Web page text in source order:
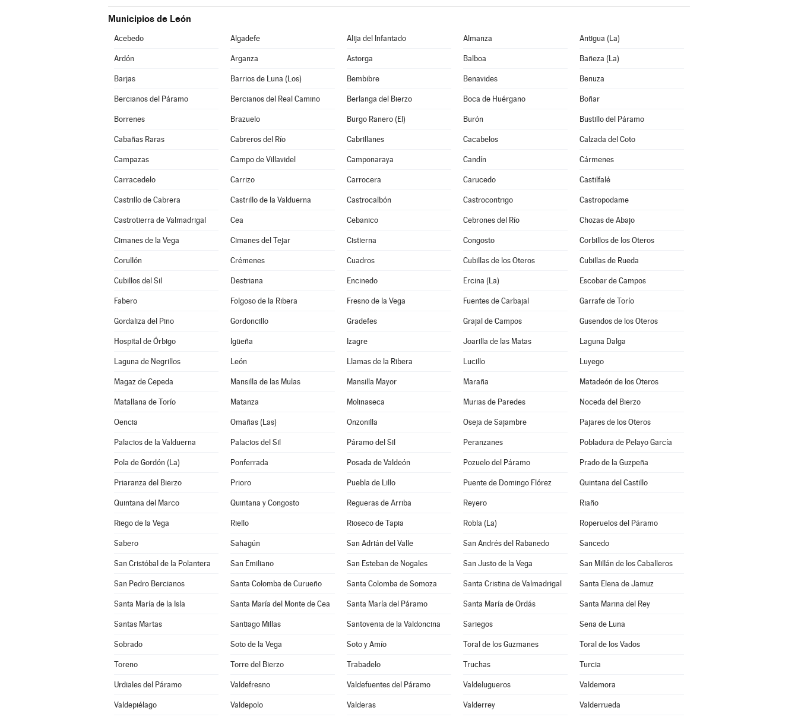
Municipios de León
Acebedo Algadefe Alija del Infantado Almanza Antigua (La)
Ardón Arganza Astorga Balboa Bañeza (La)
Barjas Barrios de Luna (Los) Bembibre Benavides Benuza
Bercianos del Páramo Bercianos del Real Camino Berlanga del Bierzo Boca de Huérgano Boñar
Borrenes Brazuelo Burgo Ranero (El) Burón Bustillo del Páramo
Cabañas Raras Cabreros del Río Cabrillanes Cacabelos Calzada del Coto
Campazas Campo de Villavidel Camponaraya Candín Cármenes
Carracedelo Carrizo Carrocera Carucedo Castilfalé
Castrillo de Cabrera Castrillo de la Valduerna Castrocalbón Castrocontrigo Castropodame
Castrotierra de Valmadrigal Cea Cebanico Cebrones del Río Chozas de Abajo
Cimanes de la Vega Cimanes del Tejar Cistierna Congosto Corbillos de los Oteros
Corullón Crémenes Cuadros Cubillas de los Oteros Cubillas de Rueda
Cubillos del Sil Destriana Encinedo Ercina (La) Escobar de Campos
Fabero Folgoso de la Ribera Fresno de la Vega Fuentes de Carbajal Garrafe de Torío
Gordaliza del Pino Gordoncillo Gradefes Grajal de Campos Gusendos de los Oteros
Hospital de Órbigo Igüeña Izagre Joarilla de las Matas Laguna Dalga
Laguna de Negrillos León Llamas de la Ribera Lucillo Luyego
Magaz de Cepeda Mansilla de las Mulas Mansilla Mayor Maraña Matadeón de los Oteros
Matallana de Torío Matanza Molinaseca Murias de Paredes Noceda del Bierzo
Oencia Omañas (Las) Onzonilla Oseja de Sajambre Pajares de los Oteros
Palacios de la Valduerna Palacios del Sil Páramo del Sil Peranzanes Pobladura de Pelayo García
Pola de Gordón (La) Ponferrada Posada de Valdeón Pozuelo del Páramo Prado de la Guzpeña
Priaranza del Bierzo Prioro Puebla de Lillo Puente de Domingo Flórez Quintana del Castillo
Quintana del Marco Quintana y Congosto Regueras de Arriba Reyero Riaño
Riego de la Vega Riello Rioseco de Tapia Robla (La) Roperuelos del Páramo
Sabero Sahagún San Adrián del Valle San Andrés del Rabanedo Sancedo
San Cristóbal de la Polantera San Emiliano San Esteban de Nogales San Justo de la Vega San Millán de los Caballeros
San Pedro Bercianos Santa Colomba de Curueño Santa Colomba de Somoza Santa Cristina de Valmadrigal Santa Elena de Jamuz
Santa María de la Isla Santa María del Monte de Cea Santa María del Páramo Santa María de Ordás Santa Marina del Rey
Santas Martas Santiago Millas Santovenia de la Valdoncina Sariegos Sena de Luna
Sobrado Soto de la Vega Soto y Amío Toral de los Guzmanes Toral de los Vados
Toreno Torre del Bierzo Trabadelo Truchas Turcia
Urdiales del Páramo Valdefresno Valdefuentes del Páramo Valdelugueros Valdemora
Valdepiélago Valdepolo Valderas Valderrey Valderrueda